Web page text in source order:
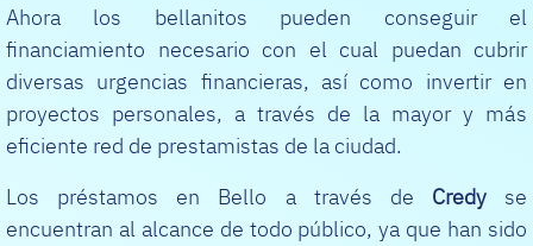
Ahora los bellanitos pueden conseguir el
financiamiento necesario con el cual puedan cubrir
diversas urgencias financieras, así como invertir en
proyectos personales, a través de la mayor y más
eficiente red de prestamistas de la ciudad.
Los préstamos en Bello a través de Credy se
encuentran al alcance de todo público, ya que han sido